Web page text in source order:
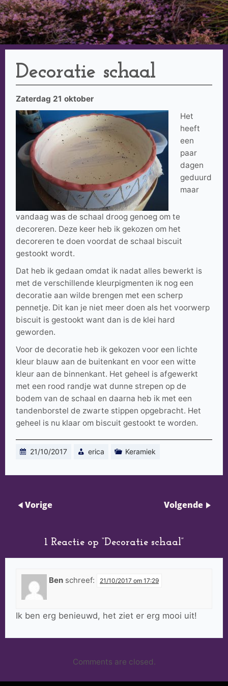
Decoratie schaal
Zaterdag 21 oktober
Het
heeft
een
paar
dagen
geduurd
maar
vandaag was de schaal droog genoeg om te
decoreren. Deze keer heb ik gekozen om het
decoreren te doen voordat de schaal biscuit
gestookt wordt.
Dat heb ik gedaan omdat ik nadat alles bewerkt is
met de verschillende kleurpigmenten ik nog een
decoratie aan wilde brengen met een scherp
pennetje. Dit kan je niet meer doen als het voorwerp
biscuit is gestookt want dan is de klei hard
geworden.
Voor de decoratie heb ik gekozen voor een lichte
kleur blauw aan de buitenkant en voor een witte
kleur aan de binnenkant. Het geheel is afgewerkt
met een rood randje wat dunne strepen op de
bodem van de schaal en daarna heb ik met een
tandenborstel de zwarte stippen opgebracht. Het
geheel is nu klaar om biscuit gestookt te worden.
21/10/2017 erica Keramiek
Vorige Volgende
1 Reactie op “Decoratie schaal”
Ben schreef: 21/10/2017 om 17:29
Ik ben erg benieuwd, het ziet er erg mooi uit!
Comments are closed.